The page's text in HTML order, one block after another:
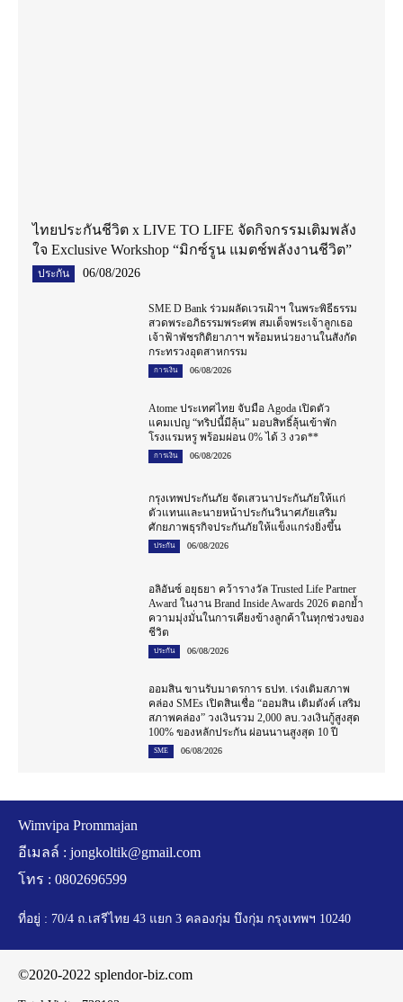
ไทยประกันชีวิต x LIVE TO LIFE จัดกิจกรรมเติมพลัง
ใจ Exclusive Workshop “มิกซ์รูน แมตช์พลังงานชีวิต”
ประกัน 06/08/2026
SME D Bank ร่วมผลัดเวรเฝ้าฯ ในพระพิธีธรรม
สวดพระอภิธรรมพระศพ สมเด็จพระเจ้าลูกเธอ
เจ้าฟ้าพัชรกิติยาภาฯ พร้อมหน่วยงานในสังกัด
กระทรวงอุตสาหกรรม
การเงิน 06/08/2026
Atome ประเทศไทย จับมือ Agoda เปิดตัว
แคมเปญ “ทริปนี้มีลุ้น” มอบสิทธิ์ลุ้นเข้าพัก
โรงแรมหรู พร้อมผ่อน 0% ได้ 3 งวด**
การเงิน 06/08/2026
กรุงเทพประกันภัย จัดเสวนาประกันภัยให้แก่
ตัวแทนและนายหน้าประกันวินาศภัยเสริม
ศักยภาพธุรกิจประกันภัยให้แข็งแกร่งยิ่งขึ้น
ประกัน 06/08/2026
อลิอันซ์ อยุธยา คว้ารางวัล Trusted Life Partner
Award ในงาน Brand Inside Awards 2026 ตอกย้ำ
ความมุ่งมั่นในการเคียงข้างลูกค้าในทุกช่วงของ
ชีวิต
ประกัน 06/08/2026
ออมสิน ขานรับมาตรการ ธปท. เร่งเติมสภาพ
คล่อง SMEs เปิดสินเชื่อ “ออมสิน เติมตังค์ เสริม
สภาพคล่อง” วงเงินรวม 2,000 ลบ.วงเงินกู้สูงสุด
100% ของหลักประกัน ผ่อนนานสูงสุด 10 ปี
SME 06/08/2026
Wimvipa Prommajan
อีเมลล์ : jongkoltik@gmail.com
โทร : 0802696599
ที่อยู่ : 70/4 ถ.เสรีไทย 43 แยก 3 คลองกุ่ม บึงกุ่ม กรุงเทพฯ 10240
©2020-2022 splendor-biz.com